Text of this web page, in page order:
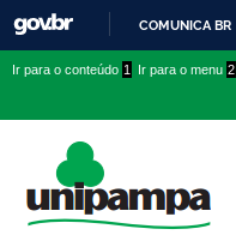
COMUNICA BR
conteúdo
menu
superior
menu
Ir para o conteúdo 1 Ir para o menu 2